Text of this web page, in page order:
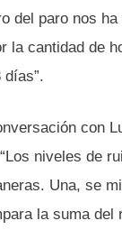
del paro nos
la cantidad de
con
niveles de
Una, se
la suma